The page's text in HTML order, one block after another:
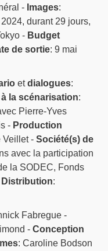
- Images:
durant 29 jours,
- Budget
de sortie: 9 mai
etdialogues:
la scénarisation:
Pierre-Yves
- Production
Veillet -Société(s) de
avec la participation
la SODEC, Fonds
Distribution:
Fabregue -
-Conception
: Caroline Bodson